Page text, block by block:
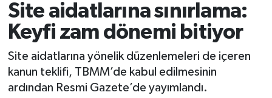
Site aidatlarına sınırlama:
Keyfi zam dönemi bitiyor
Site aidatlarına yönelik düzenlemeleri de içeren
kanun teklifi, TBMM’de kabul edilmesinin
ardından Resmi Gazete’de yayımlandı.
DÜNYA
MAGAZİN
Süper Lig Puan Durumu ve Fikstür
Son Dakika Haberleri